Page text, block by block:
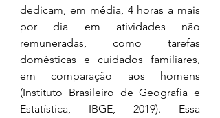
dedicam, em média, 4 horas a mais
por dia em atividades não
remuneradas, como tarefas
domésticas e cuidados familiares,
em comparação aos homens
(Instituto Brasileiro de Geografia e
Estatística, IBGE, 2019). Essa